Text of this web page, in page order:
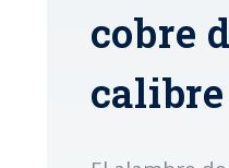
cobre
calibre